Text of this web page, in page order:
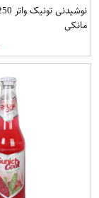
مانکی